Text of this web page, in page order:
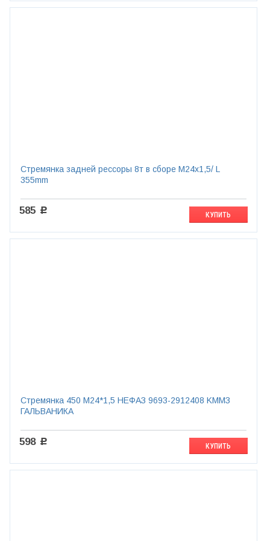
Стремянка задней рессоры 8т в сборе М24х1,5/ L
355mm
585 c
КУПИТЬ
Стремянка 450 М24*1,5 НЕФАЗ 9693-2912408 KMMЗ
ГАЛЬВАНИКА
598 c
КУПИТЬ